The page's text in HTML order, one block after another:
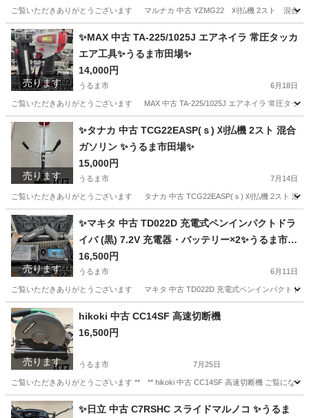
ご覧いただきありがとうございます マルナカ 中古 YZMG22 刈払機 2スト 混合
沖縄 うるま市 その他
売ります
✨MAX 中古 TA-225/1025J エアネイラ 常圧タッカ
エア工具✨うるま市田場✨
14,000円
うるま市 6月18日
ご覧いただきありがとうございます MAX 中古 TA-225/1025J エアネイラ 常圧タッ
沖縄 うるま市 その他
売ります
✨タナカ 中古 TCG22EASP(ｓ) 刈払機 2スト 混合
ガソリン ✨うるま市田場✨
15,000円
うるま市 7月14日
ご覧いただきありがとうございます タナカ 中古 TCG22EASP(ｓ) 刈払機 2スト 混
沖縄 うるま市 その他
売ります
✨マキタ 中古 TD022D 充電式ペンインパクトドラ
イバ (黒) 7.2V 充電器・バッテリー×2✨うるま市田
場✨
16,500円
うるま市 6月11日
ご覧いただきありがとうございます マキタ 中古 TD022D 充電式ペンインパクトド
沖縄 うるま市 その他 インパクトドライバ
売ります
hikoki 中古 CC14SF 高速切断機
16,500円
うるま市 7月25日
ご覧いただきありがとうございます ** ** hikoki 中古 CC14SF 高速切断機 ご覧にな
沖縄 うるま市 その他
✨日立 中古 C7RSHC スライドマルノコ ✨うるま